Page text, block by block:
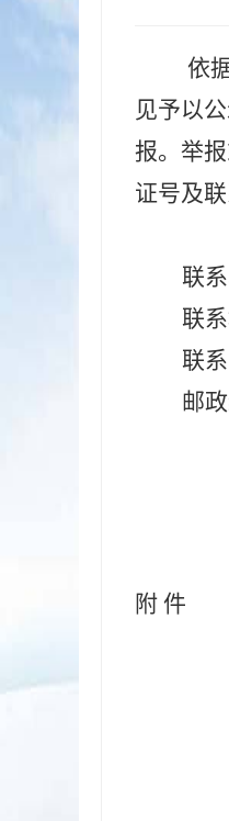
依
见予以
报。举
证号及
联系
联系
联系
邮政
附 件